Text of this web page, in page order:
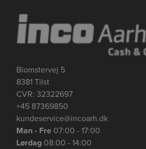
Blomstervej 5
8381 Tilst
CVR: 32322697
+45 87369850
kundeservice@incoarh.dk
Man - Fre 07:00 - 17:00
Lørdag 08:00 - 14:00